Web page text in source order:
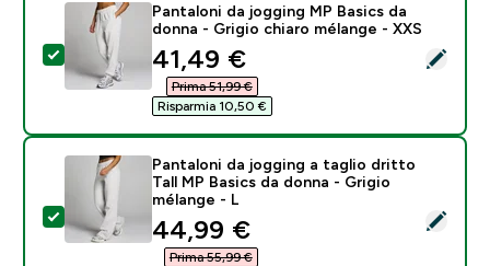
Seleziona questo prodotto - Pantaloni da jogging
Pantaloni da jogging MP Basics da
donna - Grigio chiaro mélange - XXS
discounted price
41,49 €‎
Prima 51,99 €‎
Risparmia 10,50 €‎
Seleziona questo prodotto - Pantaloni da jogging a
Pantaloni da jogging a taglio dritto
Tall MP Basics da donna - Grigio
mélange - L
discounted price
44,99 €‎
Prima 55,99 €‎